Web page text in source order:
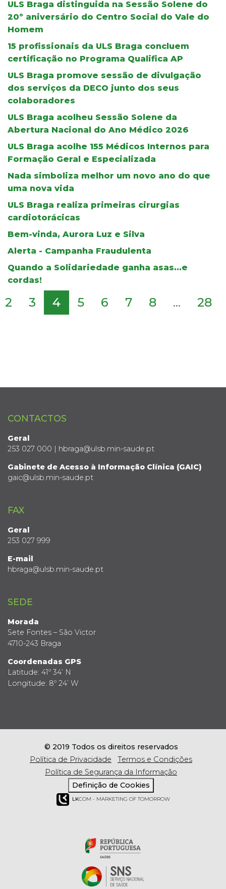
ULS Braga distinguida na Sessão Solene do
20º aniversário do Centro Social do Vale do
Homem
15 profissionais da ULS Braga concluem
certificação no Programa Qualifica AP
ULS Braga promove sessão de divulgação
dos serviços da DECO junto dos seus
colaboradores
ULS Braga acolheu Sessão Solene da
Abertura Nacional do Ano Médico 2026
ULS Braga acolhe 155 Médicos Internos para
Formação Geral e Especializada
Nada simboliza melhor um novo ano do que
uma nova vida
ULS Braga realiza primeiras cirurgias
cardiotorácicas
Bem-vinda, Aurora Luz e Silva
Alerta - Campanha Fraudulenta
Quando a Solidariedade ganha asas...e
cordas!
2 3 4 5 6 7 8 ... 28
CONTACTOS
Geral
253 027 000 | hbraga@ulsb.min-saude.pt
Gabinete de Acesso à Informação Clínica (GAIC)
gaic@ulsb.min-saude.pt
FAX
Geral
253 027 999
E-mail
hbraga@ulsb.min-saude.pt
SEDE
Morada
Sete Fontes – São Victor
4710-243 Braga
Coordenadas GPS
Latitude: 41º 34’ N
Longitude: 8º 24’ W
© 2019 Todos os direitos reservados
Política de Privacidade
Termos e Condições
Política de Segurança da Informação
Definição de Cookies
LKCOM - MARKETING OF TOMORROW